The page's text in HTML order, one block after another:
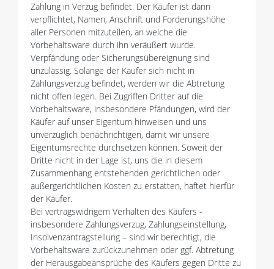
Zahlung in Verzug befindet. Der Käufer ist dann
verpflichtet, Namen, Anschrift und Forderungshöhe
aller Personen mitzuteilen, an welche die
Vorbehaltsware durch ihn veräußert wurde.
Verpfändung oder Sicherungsübereignung sind
unzulässig. Solange der Käufer sich nicht in
Zahlungsverzug befindet, werden wir die Abtretung
nicht offen legen. Bei Zugriffen Dritter auf die
Vorbehaltsware, insbesondere Pfändungen, wird der
Käufer auf unser Eigentum hinweisen und uns
unverzüglich benachrichtigen, damit wir unsere
Eigentumsrechte durchsetzen können. Soweit der
Dritte nicht in der Lage ist, uns die in diesem
Zusammenhang entstehenden gerichtlichen oder
außergerichtlichen Kosten zu erstatten, haftet hierfür
der Käufer.
Bei vertragswidrigem Verhalten des Käufers -
insbesondere Zahlungsverzug, Zahlungseinstellung,
Insolvenzantragstellung – sind wir berechtigt, die
Vorbehaltsware zurückzunehmen oder ggf. Abtretung
der Herausgabeansprüche des Käufers gegen Dritte zu